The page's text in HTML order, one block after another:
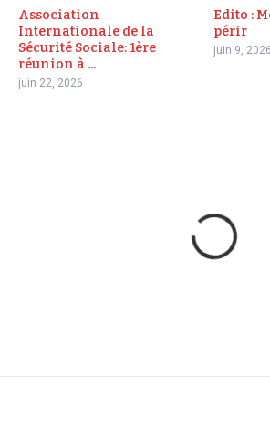
Association
Internationale de la
Sécurité Sociale: 1ère
réunion à ...
juin 22, 2026
Edito :
périr
juin 9, 2026